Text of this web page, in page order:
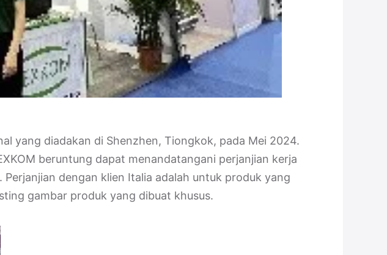
yang diadakan di Shenzhen, Tiongkok, pada Mei 2024.
beruntung dapat menandatangani perjanjian kerja
dengan klien Italia adalah untuk produk yang
gambar produk yang dibuat khusus.